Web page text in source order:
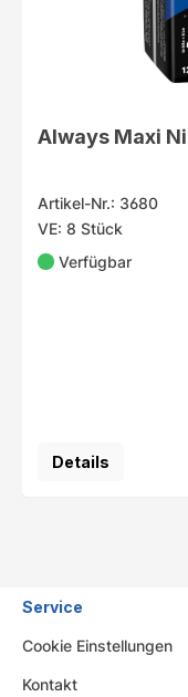
Always Maxi
Artikel-Nr.: 3680
VE: 8 Stück
Verfügbar
Details
Service
Cookie Einstellungen
Kontakt